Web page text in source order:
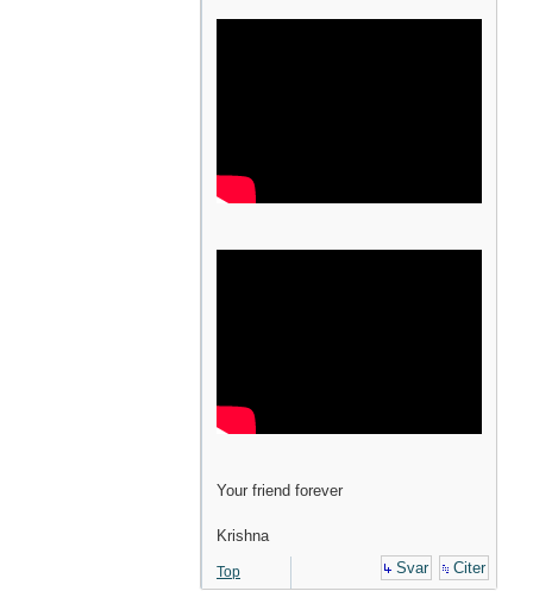
Your friend forever
Krishna
Top Svar Citer